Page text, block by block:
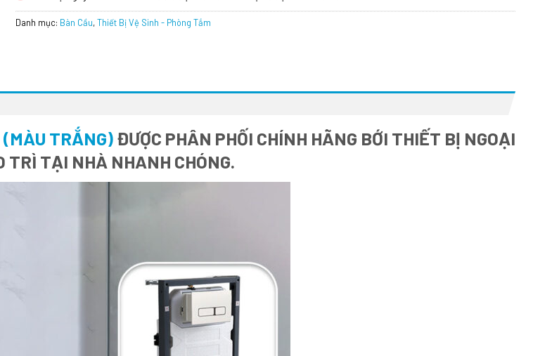
Danh mục: Bàn Cầu,Thiết Bị Vệ Sinh - Phòng Tắm
(MÀU TRẮNG)ĐƯỢC PHÂN PHỐI CHÍNH HÃNG BỚI THIẾT BỊ NGOẠI
TRÌ TẠI NHÀ NHANH CHÓNG.